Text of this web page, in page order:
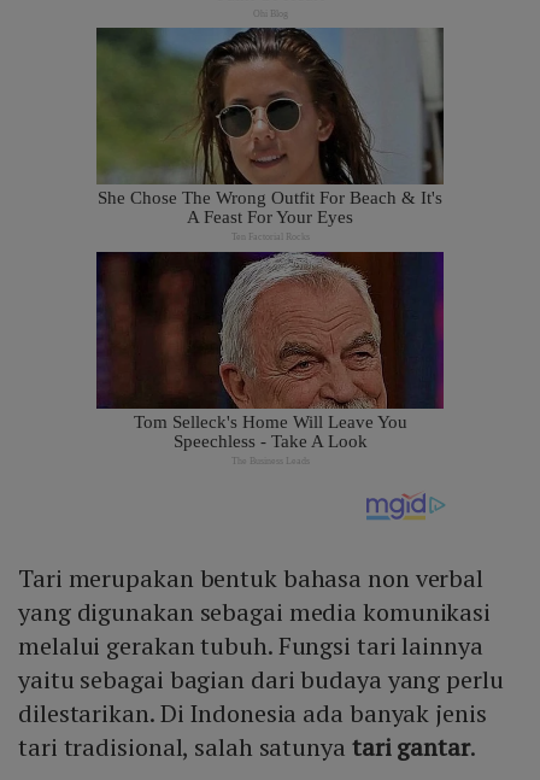
Tari merupakan bentuk bahasa non verbal
yang digunakan sebagai media komunikasi
melalui gerakan tubuh. Fungsi tari lainnya
yaitu sebagai bagian dari budaya yang perlu
dilestarikan. Di Indonesia ada banyak jenis
tari tradisional, salah satunya tari gantar.